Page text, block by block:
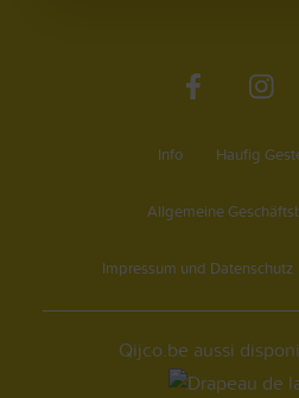
Info Haufig
Allgemeine
Impressum und Datenschutz
Qijco.be aussi